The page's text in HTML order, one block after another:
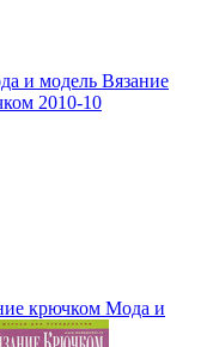
и модель Вязание
2010-10
крючком Мода и